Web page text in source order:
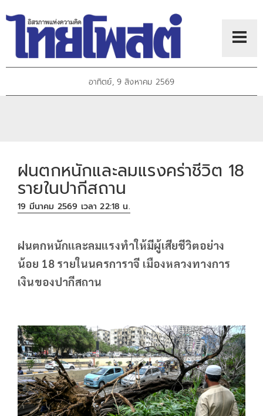
อาทิตย์, 9 สิงหาคม 2569
ฝนตกหนักและลมแรงคร่าชีวิต 18
รายในปากีสถาน
19 มีนาคม 2569 เวลา 22:18 น.
ฝนตกหนักและลมแรงทำให้มีผู้เสียชีวิตอย่าง
น้อย 18 รายในนครการาจี เมืองหลวงทางการ
เงินของปากีสถาน